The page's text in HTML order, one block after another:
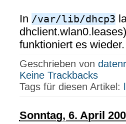
In /var/lib/dhcp3
funktioniert es wieder.
Geschrieben von
Keine Trackbacks
Tags für diesen Artikel:
Sonntag, 6. April